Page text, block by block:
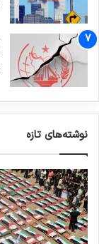
نوشته‌های تازه